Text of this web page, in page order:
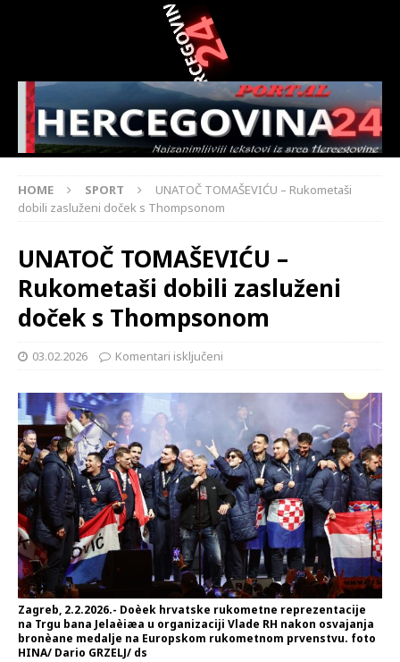
HOME SPORT
UNATOČ TOMAŠEVIĆU – Rukometaši
dobili zasluženi doček s Thompsonom
UNATOČ TOMAŠEVIĆU –
Rukometaši dobili zasluženi
doček s Thompsonom
03.02.2026 Komentari isključeni
Zagreb, 2.2.2026.- Doèek hrvatske rukometne reprezentacije
na Trgu bana Jelaèiæa u organizaciji Vlade RH nakon osvajanja
bronèane medalje na Europskom rukometnom prvenstvu. foto
HINA/ Dario GRZELJ/ ds